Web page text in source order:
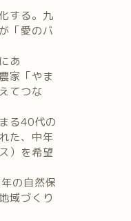
する。九
「愛のバ
あ
家「やま
てつな
る40代の
た、中年
）を希望
の自然保
域づくり